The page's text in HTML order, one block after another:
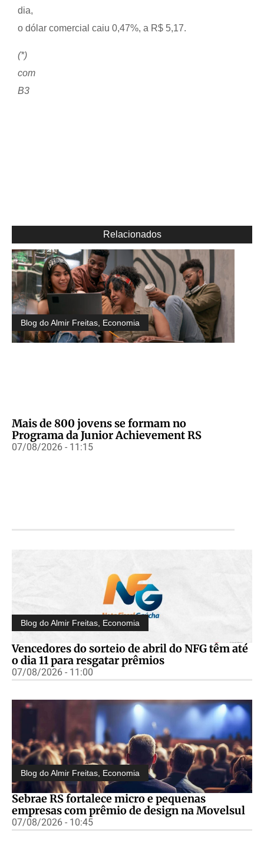
dia,
o dólar comercial caiu 0,47%, a R$ 5,17.
(*)
com
B3
Relacionados
Blog do Almir Freitas Economia
Mais de 800 jovens se formam no
Programa da Junior Achievement RS
07/08/2026 - 11:15
Blog do Almir Freitas Economia
Vencedores do sorteio de abril do NFG têm até
o dia 11 para resgatar prêmios
07/08/2026 - 11:00
Blog do Almir Freitas Economia
Sebrae RS fortalece micro e pequenas
empresas com prêmio de design na Movelsul
07/08/2026 - 10:45